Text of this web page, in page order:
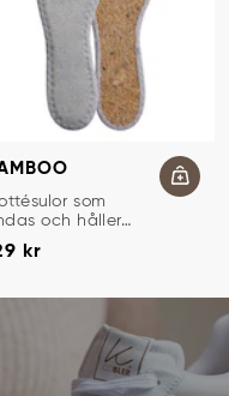
som
och håller
torra och
:
kr